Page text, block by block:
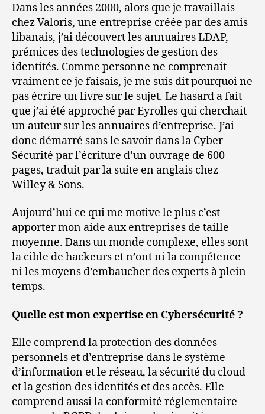
Dans les années 2000, alors que je travaillais
chez Valoris, une entreprise créée par des amis
libanais, j’ai découvert les annuaires LDAP,
prémices des technologies de gestion des
identités. Comme personne ne comprenait
vraiment ce je faisais, je me suis dit pourquoi ne
pas écrire un livre sur le sujet. Le hasard a fait
que j’ai été approché par Eyrolles qui cherchait
un auteur sur les annuaires d’entreprise. J’ai
donc démarré sans le savoir dans la Cyber
Sécurité par l’écriture d’un ouvrage de 600
pages, traduit par la suite en anglais chez
Willey & Sons.
Aujourd’hui ce qui me motive le plus c’est
apporter mon aide aux entreprises de taille
moyenne. Dans un monde complexe, elles sont
la cible de hackeurs et n’ont ni la compétence
ni les moyens d’embaucher des experts à plein
temps.
Quelle est mon expertise en Cybersécurité ?
Elle comprend la protection des données
personnels et d’entreprise dans le système
d’information et le réseau, la sécurité du cloud
et la gestion des identités et des accès. Elle
comprend aussi la conformité réglementaire